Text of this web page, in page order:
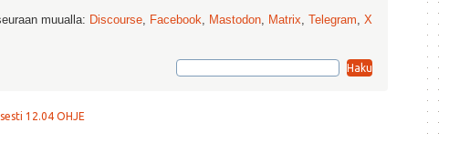
muualla: Discourse, Facebook, Mastodon, Matrix,Telegram,X
12.04 OHJE